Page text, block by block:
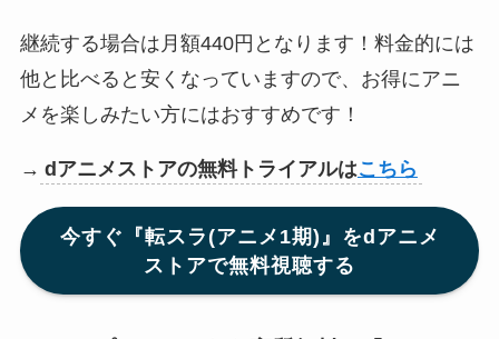
継続する場合は月額440円となります！料金的には
他と比べると安くなっていますので、お得にアニ
メを楽しみたい方にはおすすめです！
→ dアニメストアの無料トライアルはこちら
今すぐ『転スラ(アニメ1期)』をdアニメ
ストアで無料視聴する